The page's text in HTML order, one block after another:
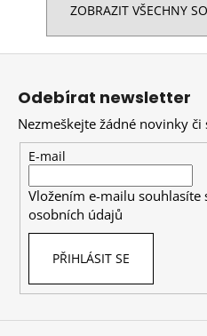
ZOBRAZIT VŠECHNY
Z
Odebírat newsletter
Nezmeškejte žádné novinky či
E-mail
Vložením e-mailu souhlasíte
osobních údajů
PŘIHLÁSIT SE